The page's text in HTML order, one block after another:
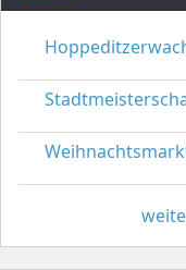
Stadtmeisterschaften